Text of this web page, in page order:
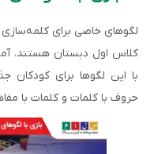
لگوهای خاصی برای
کلاس اول دبستان هستند.
با این لگوها برای کودکان
حروف با کلمات و کلمات با